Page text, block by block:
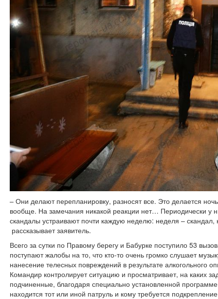
– Они делают перепланировку, разносят все. Это делается
вообще. На замечания никакой реакции нет… Периодически у
скандалы устраивают почти каждую неделю: неделя – скандал,
рассказывает заявитель.
Всего за сутки по Правому берегу и Бабурке поступило 53
поступают жалобы на то, что кто-то очень громко слушает
нанесение телесных повреждений в результате алкогольного
Командир контролирует ситуацию и просматривает, на каких
подчиненные, благодаря специально установленной
находится тот или иной патруль и кому требуется